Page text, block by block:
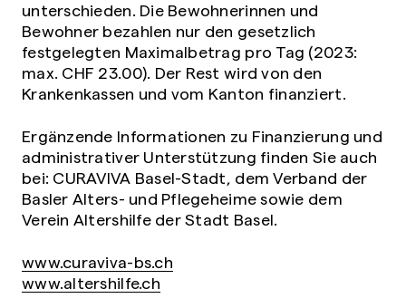
unterschieden. Die Bewohnerinnen und
Bewohner bezahlen nur den gesetzlich
festgelegten Maximalbetrag pro Tag (2023:
max. CHF 23.00). Der Rest wird von den
Krankenkassen und vom Kanton finanziert.
Ergänzende Informationen zu Finanzierung und
administrativer Unterstützung finden Sie auch
bei: CURAVIVA Basel-Stadt, dem Verband der
Basler Alters- und Pflegeheime sowie dem
Verein Altershilfe der Stadt Basel.
www.curaviva-bs.ch
www.altershilfe.ch